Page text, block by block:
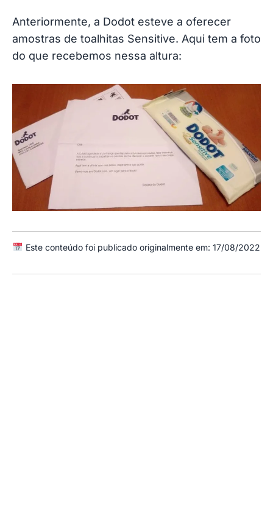
Anteriormente, a Dodot esteve a oferecer
amostras de toalhitas Sensitive. Aqui tem a foto
do que recebemos nessa altura:
Este conteúdo foi publicado originalmente em: 17/08/2022